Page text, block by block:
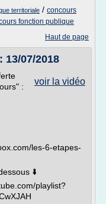
territoriale / concours
fonction publique
Haut de page
13/07/2018
voir la vidéo
:
les-6-etapes-
⬇️
playlist?